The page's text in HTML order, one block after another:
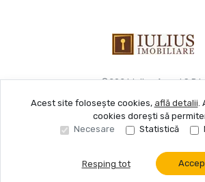
Sună acum Solicită
©2026Iulius Acord S.R.L.
Site creat în
Acest site folosește cookies, află detalii.
cookies dorești să
Necesare
Statistică
Resping tot